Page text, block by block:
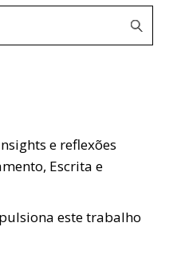
e reflexões
Escrita e
este trabalho